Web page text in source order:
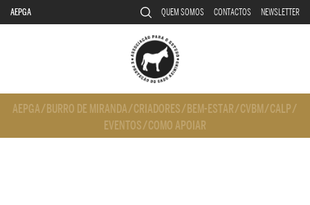
AEPGA QUEM SOMOS CONTACTOS NEWSLETTER
AEPGA/ BURRO DE MIRANDA/CRIADORES/ BEM-ESTAR/CVBM/CALP/
EVENTOS/COMO APOIAR